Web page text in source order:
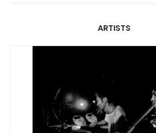
ARTISTS